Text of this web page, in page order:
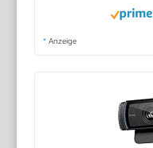
* Anzeige